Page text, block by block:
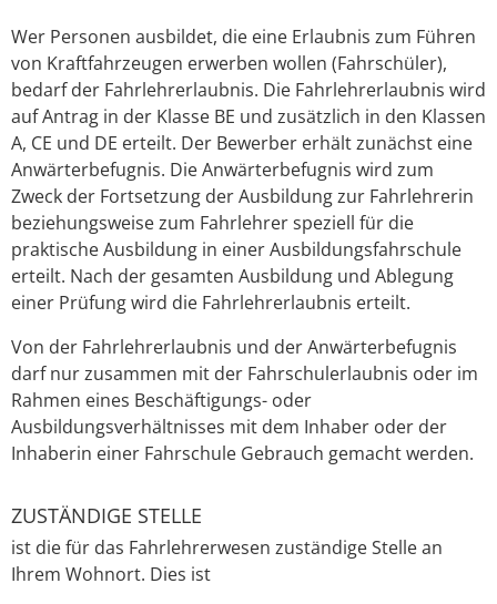
Wer Personen ausbildet, die eine Erlaubnis zum Führen
von Kraftfahrzeugen erwerben wollen (Fahrschüler),
bedarf der Fahrlehrerlaubnis. Die Fahrlehrerlaubnis wird
auf Antrag in der Klasse BE und zusätzlich in den Klassen
A, CE und DE erteilt. Der Bewerber erhält zunächst eine
Anwärterbefugnis. Die Anwärterbefugnis wird zum
Zweck der Fortsetzung der Ausbildung zur Fahrlehrerin
beziehungsweise zum Fahrlehrer speziell für die
praktische Ausbildung in einer Ausbildungsfahrschule
erteilt. Nach der gesamten Ausbildung und Ablegung
einer Prüfung wird die Fahrlehrerlaubnis erteilt.
Von der Fahrlehrerlaubnis und der Anwärterbefugnis
darf nur zusammen mit der Fahrschulerlaubnis oder im
Rahmen eines Beschäftigungs- oder
Ausbildungsverhältnisses mit dem Inhaber oder der
Inhaberin einer Fahrschule Gebrauch gemacht werden.
ZUSTÄNDIGE STELLE
ist die für das Fahrlehrerwesen zuständige Stelle an
Ihrem Wohnort. Dies ist